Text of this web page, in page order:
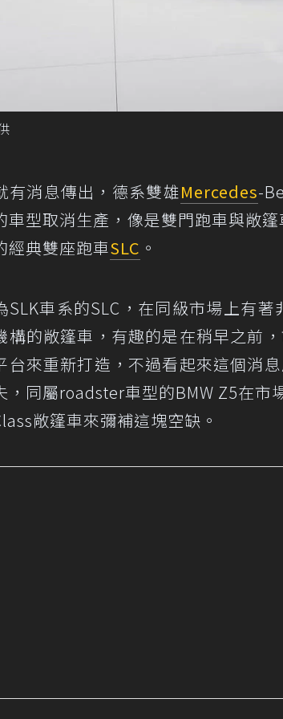
有消息傳出，德系雙雄Mercedes-
車型取消生產，像是雙門跑車與敞
經典雙座跑車SLC 。
SLK車系的SLC，在同級市場上有
構的敞篷車，有趣的是在稍早之前
台來重新打造，不過看起來這個消
，同屬roadster車型的BMW Z5在
敞篷車來彌補這塊空缺。